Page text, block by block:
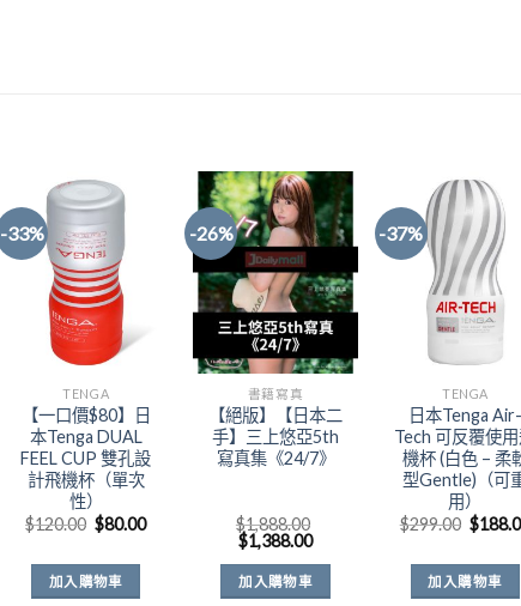
-33%
Add to
Wishlist
TENGA
【一口價$80】日
本Tenga DUAL
FEEL CUP 雙孔設
計飛機杯（單次
性）
$120.00 原
始
格：
$120.00。
$80.00目
加入購物車
-26%
Add to
Wishlist
書籍寫真
【絕版】【日本二
手】三上悠亞5th
寫真集《24/7》
$1,888.00
原
始
價
格：
$1,388.00目
格：
加入購物車
-37%
Add to
TENGA
日本Tenga Air-
Tech 可反覆使
機杯 (白色 – 柔
型Gentle)（可
用）
$299.00 原
始
格：
$
加入購物車